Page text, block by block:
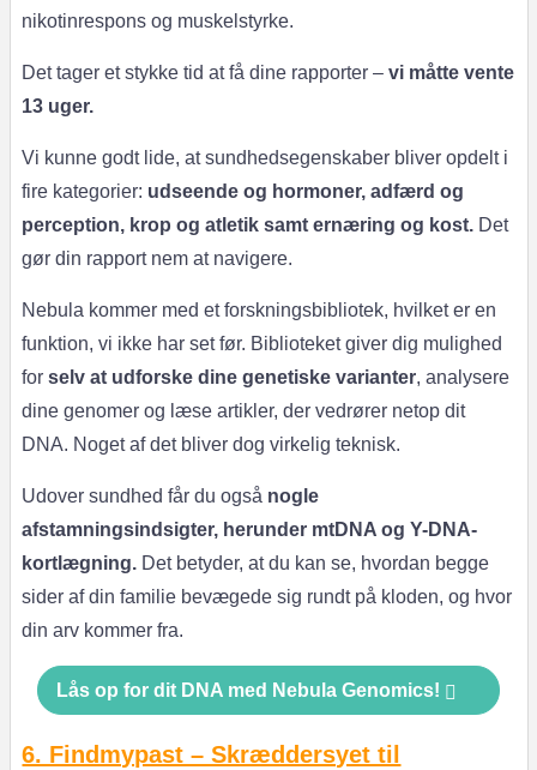
nikotinrespons og muskelstyrke.
Det tager et stykke tid at få dine rapporter –vi måtte vente
13 uger.
Vi kunne godt lide, at sundhedsegenskaber bliver opdelt i
fire kategorier: udseende og hormoner, adfærd og
perception, krop og atletik samt ernæring og kost. Det
gør din rapport nem at navigere.
Nebula kommer med et forskningsbibliotek, hvilket er en
funktion, vi ikke har set før. Biblioteket giver dig mulighed
forselv at udforske dine genetiske varianter, analysere
dine genomer og læse artikler, der vedrører netop dit
DNA. Noget af det bliver dog virkelig teknisk.
Udover sundhed får du også nogle
afstamningsindsigter, herunder mtDNA og Y-DNA-
kortlægning. Det betyder, at du kan se, hvordan begge
sider af din familie bevægede sig rundt på kloden, og hvor
din arv kommer fra.
Lås op for dit DNA med Nebula Genomics!
6. Findmypast – Skræddersyet til